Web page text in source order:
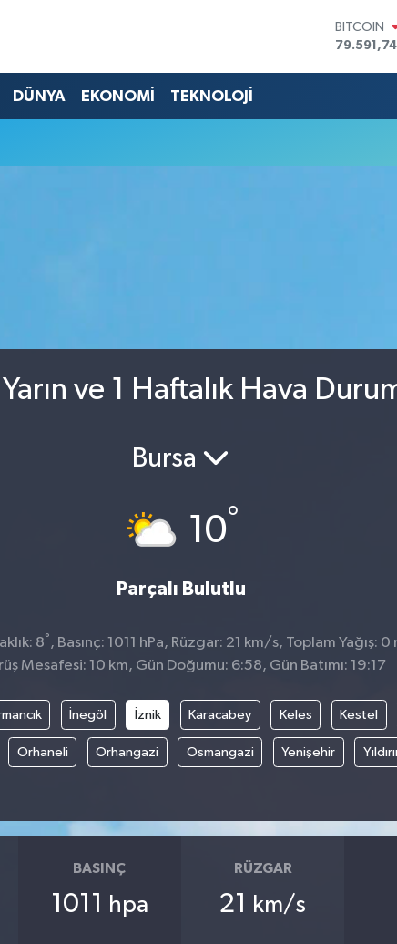
BITCOIN
79.591,74
45,43620
DÜNYA EKONOMİ TEKNOLOJİ
ve 1 Haftalık Hava
Bursa
10°
Parçalı Bulutlu
8° , Basınç: 1011 hPa, Rüzgar: 21 km/s, Toplam Yağış:
Mesafesi: 10 km, Gün Doğumu: 6:58, Gün Batımı: 19:17
İnegöl İznik Karacabey Keles Kestel
Orhaneli Orhangazi Osmangazi Yenişehir
BASINÇ
1011 hpa
RÜZGAR
21 km/s